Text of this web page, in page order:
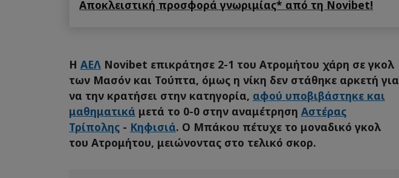
Αποκλειστική προσφορά γνωριμίας* από τη Novibet!
Η ΑΕΛ Novibet επικράτησε 2-1 του Ατρομήτου χάρη σε γκολ
των Μασόν και Τούπτα, όμως η νίκη δεν στάθηκε αρκετή για
να την κρατήσει στην κατηγορία, αφού υποβιβάστηκε και
μαθηματικά μετά το 0-0 στην αναμέτρηση Αστέρας
Τρίπολης - Κηφισιά. Ο Μπάκου πέτυχε το μοναδικό γκολ
του Ατρομήτου, μειώνοντας στο τελικό σκορ.